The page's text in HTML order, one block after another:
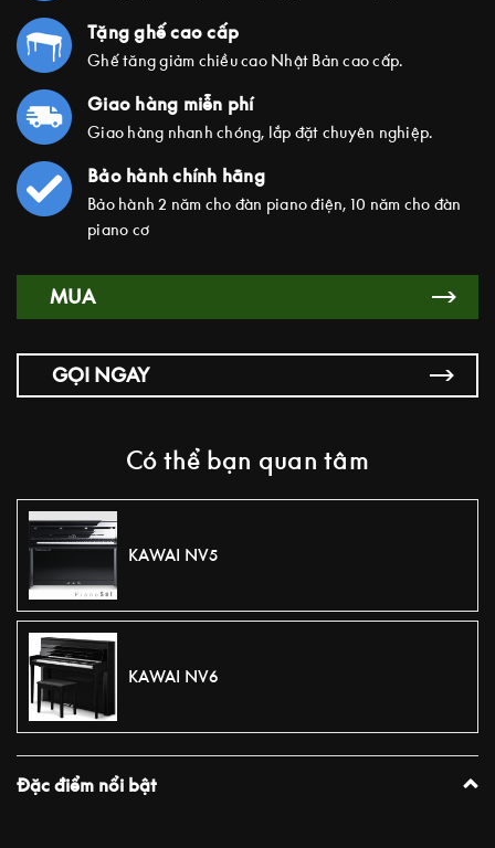
Tặng ghế cao cấp
Ghế tăng giảm chiều cao Nhật Bản cao cấp.
Giao hàng miễn phí
Giao hàng nhanh chóng, lắp đặt chuyên nghiệp.
Bảo hành chính hãng
Bảo hành 2 năm cho đàn piano điện, 10 năm cho đàn
piano cơ
MUA
GỌI NGAY
Có thể bạn quan tâm
KAWAI NV5
KAWAI NV6
Đặc điểm nổi bật